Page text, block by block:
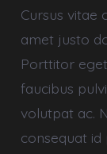
Cursus vitae
amet justo
Porttitor
faucibus
volutpat ac.
consequat id